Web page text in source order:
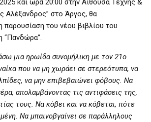
και ώρα 20:00 στην Αίθουσα Τέχνης &
Αλέξανδρος” στο Άργος, θα
παρουσίαση του νέου βιβλίου του
“Πανδώρα”.
μια ηρωίδα συνομήλικη με τον 21ο
που να μη χωράει σε στερεότυπα, να
να μην επιβεβαιώνει φόβους. Να
απολαμβάνοντας τις αντιφάσεις της,
τους. Να κόβει και να κόβεται, πότε
Να μπαινοβγαίνει σε παράλληλους